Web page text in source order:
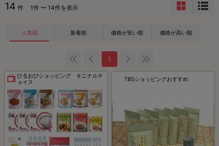
14 件 1件 〜 14件を表示
人気順 新着順 価格が安い順 価格が高い順
1
ひるおびショッピング キニナルチ
ョイス
TBSショッピングおすすめ